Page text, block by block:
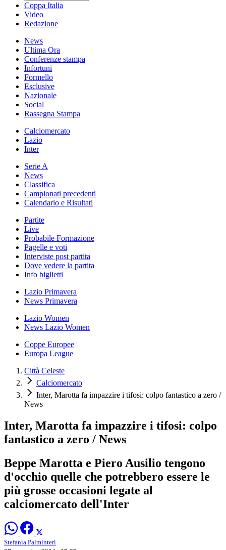
Coppa Italia
Video
Redazione
News
Ultima Ora
Conferenze stampa
Infortuni
Formello
Esclusive
Nazionale
Social
Rassegna Stampa
Calciomercato
Lazio
Inter
Serie A
News
Classifica
Campionati precedenti
Calendario e Risultati
Partite
Live
Probabile Formazione
Pagelle e voti
Interviste post partita
Dove vedere la partita
Info biglietti
Lazio Primavera
News Primavera
Lazio Women
News Lazio Women
Coppe Europee
Europa League
Città Celeste
Calciomercato
Inter, Marotta fa impazzire i tifosi: colpo fantastico a zero /
News
Inter, Marotta fa impazzire i tifosi: colpo
fantastico a zero / News
Beppe Marotta e Piero Ausilio tengono
d'occhio quelle che potrebbero essere le
più grosse occasioni legate al
calciomercato dell'Inter
Stefania Palminteri